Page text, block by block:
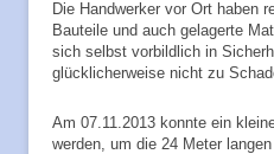
Die Handwerker vor Ort haben
Bauteile und auch gelagerte
sich selbst vorbildlich in
glücklicherweise nicht zu
Am 07.11.2013 konnte ein
werden, um die 24 Meter